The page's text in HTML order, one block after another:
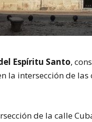
Espíritu Santo,
la intersección de
de la calle